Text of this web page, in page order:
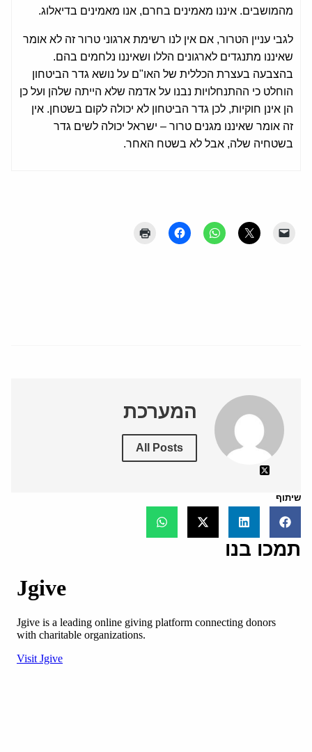
מהמושבים. איננו מאמינים בחרם, אנו מאמינים בדיאלוג.
לגבי עניין הטרור, אם אין לנו רשימת ארגוני טרור זה לא אומר
שאיננו מתנגדים לארגונים הללו ושאיננו נלחמים בהם.
בהצבעה בעצרת הכללית של האו"ם על נושא גדר הביטחון
הוחלט כי ההתנחלויות נבנו על אדמה שלא הייתה שלהן ועל כן
הן אינן חוקיות, לכן גדר הביטחון לא יכולה לקום בשטחן. אין
זה אומר שאיננו מגנים טרור – ישראל יכולה לשים גדר
בשטחיה שלה, אבל לא בשטח האחר.
המערכת
All Posts
שיתוף
תמכו בנו